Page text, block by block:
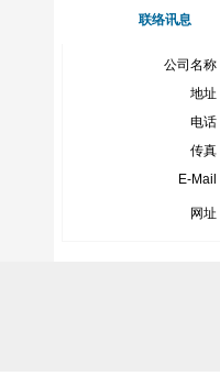
联络讯息
公司名称
地址
电话
传真
E-Mail
网址